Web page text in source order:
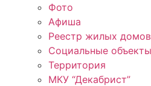
Фото
Афиша
Реестр жилых домов
Социальные объекты
Территория
МКУ “Декабрист”